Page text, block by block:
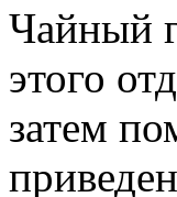
Чайный
этого
затем